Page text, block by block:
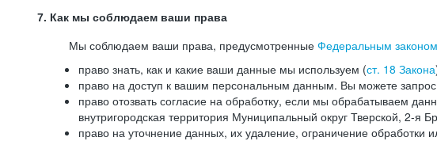
7. Как мы соблюдаем ваши права
Мы соблюдаем ваши права, предусмотренные Федеральным
право знать, как и какие ваши данные мы используем (ст. 18 Закона
право на доступ к вашим персональным данным. Вы можете
право отозвать согласие на обработку, если мы обрабатываем
внутригородская территория Муниципальный округ Тверской, 2-
право на уточнение данных, их удаление, ограничение обработки